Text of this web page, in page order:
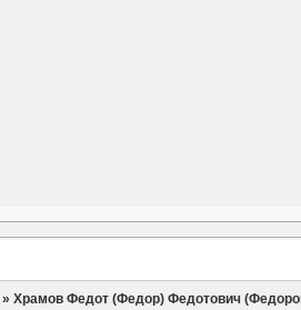
»Храмов Федот (Федор) Федотович